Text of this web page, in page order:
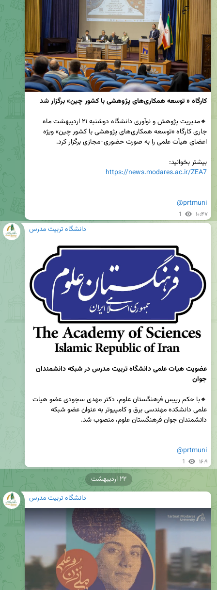
کارگاه « توسعه همکاری‌های پژوهشی با کشور چین» برگزار شد
بیشتر بخوانید:
https://news.modares.ac.ir/ZEA7
@prtmuni
1 ۱۰:۴۷
دانشگاه تربیت مدرس
جوان
@prtmuni
1 ۱۶:۹
دانشگاه تربیت مدرس
۲۲ اردیبهشت